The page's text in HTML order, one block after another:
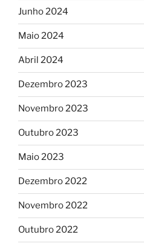
Junho 2024
Maio 2024
Abril 2024
Dezembro 2023
Novembro 2023
Outubro 2023
Maio 2023
Dezembro 2022
Novembro 2022
Outubro 2022